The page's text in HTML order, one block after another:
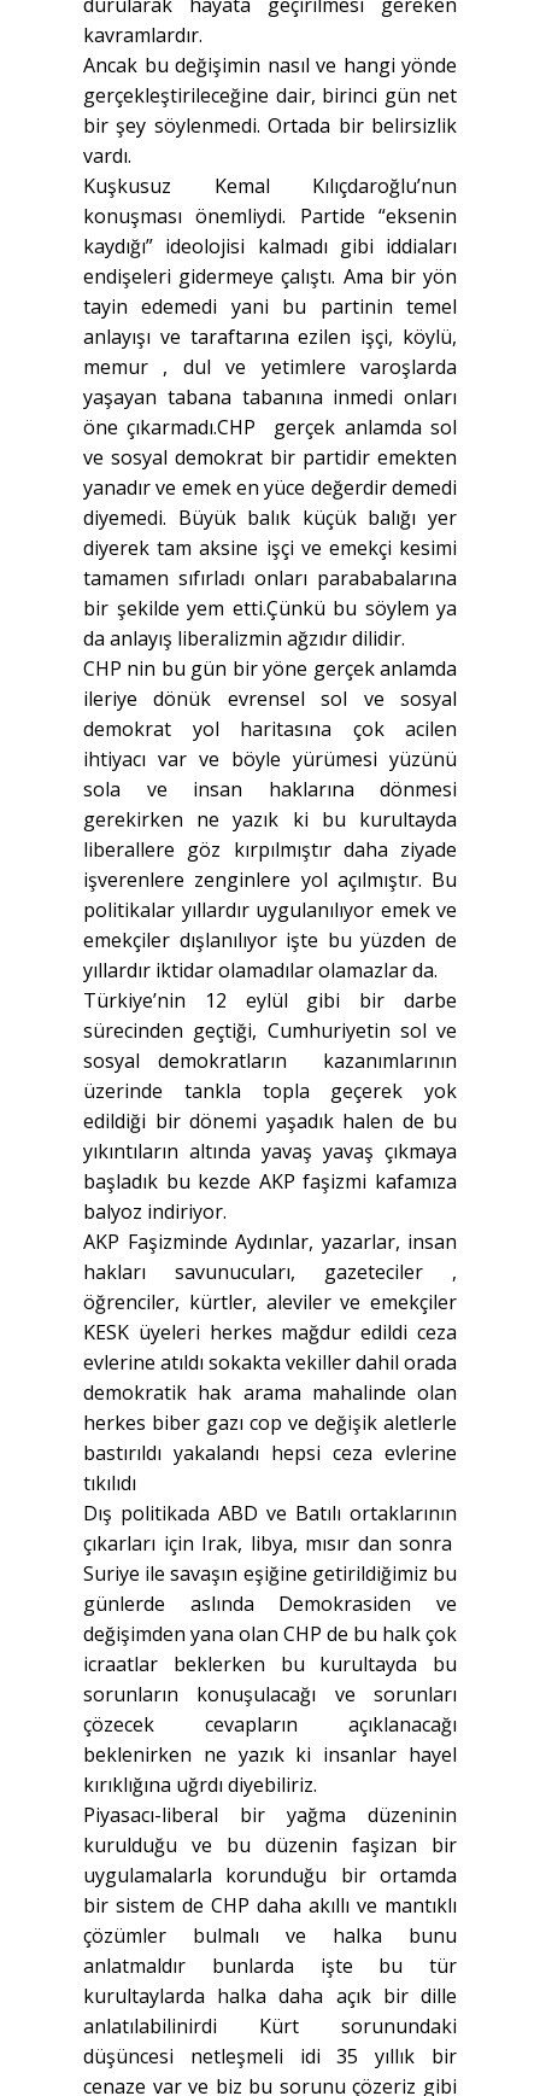
durularak hayata geçirilmesi gereken
kavramlardır.
Ancak bu değişimin nasıl ve hangi yönde
gerçekleştirileceğine dair, birinci gün net
bir şey söylenmedi. Ortada bir belirsizlik
vardı.
Kuşkusuz Kemal Kılıçdaroğlu’nun
konuşması önemliydi. Partide “eksenin
kaydığı” ideolojisi kalmadı gibi iddiaları
endişeleri gidermeye çalıştı. Ama bir yön
tayin edemedi yani bu partinin temel
anlayışı ve taraftarına ezilen işçi, köylü,
memur , dul ve yetimlere varoşlarda
yaşayan tabana tabanına inmedi onları
öne çıkarmadı.CHP gerçek anlamda sol
ve sosyal demokrat bir partidir emekten
yanadır ve emek en yüce değerdir demedi
diyemedi. Büyük balık küçük balığı yer
diyerek tam aksine işçi ve emekçi kesimi
tamamen sıfırladı onları parababalarına
bir şekilde yem etti.Çünkü bu söylem ya
da anlayış liberalizmin ağzıdır dilidir.
CHP nin bu gün bir yöne gerçek anlamda
ileriye dönük evrensel sol ve sosyal
demokrat yol haritasına çok acilen
ihtiyacı var ve böyle yürümesi yüzünü
sola ve insan haklarına dönmesi
gerekirken ne yazık ki bu kurultayda
liberallere göz kırpılmıştır daha ziyade
işverenlere zenginlere yol açılmıştır. Bu
politikalar yıllardır uygulanılıyor emek ve
emekçiler dışlanılıyor işte bu yüzden de
yıllardır iktidar olamadılar olamazlar da.
Türkiye’nin 12 eylül gibi bir darbe
sürecinden geçtiği, Cumhuriyetin sol ve
sosyal demokratların kazanımlarının
üzerinde tankla topla geçerek yok
edildiği bir dönemi yaşadık halen de bu
yıkıntıların altında yavaş yavaş çıkmaya
başladık bu kezde AKP faşizmi kafamıza
balyoz indiriyor.
AKP Faşizminde Aydınlar, yazarlar, insan
hakları savunucuları, gazeteciler ,
öğrenciler, kürtler, aleviler ve emekçiler
KESK üyeleri herkes mağdur edildi ceza
evlerine atıldı sokakta vekiller dahil orada
demokratik hak arama mahalinde olan
herkes biber gazı cop ve değişik aletlerle
bastırıldı yakalandı hepsi ceza evlerine
tıkılıdı
Dış politikada ABD ve Batılı ortaklarının
çıkarları için Irak, libya, mısır dan sonra
Suriye ile savaşın eşiğine getirildiğimiz bu
günlerde aslında Demokrasiden ve
değişimden yana olan CHP de bu halk çok
icraatlar beklerken bu kurultayda bu
sorunların konuşulacağı ve sorunları
çözecek cevapların açıklanacağı
beklenirken ne yazık ki insanlar hayel
kırıklığına uğrdı diyebiliriz.
Piyasacı-liberal bir yağma düzeninin
kurulduğu ve bu düzenin faşizan bir
uygulamalarla korunduğu bir ortamda
bir sistem de CHP daha akıllı ve mantıklı
çözümler bulmalı ve halka bunu
anlatmaldır bunlarda işte bu tür
kurultaylarda halka daha açık bir dille
anlatılabilinirdi Kürt sorunundaki
düşüncesi netleşmeli idi 35 yıllık bir
cenaze var ve biz bu sorunu çözeriz gibi